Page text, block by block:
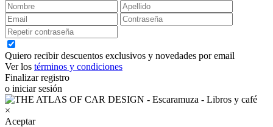
Quiero recibir descuentos exclusivos y novedades por email
Ver los términos y condiciones
Finalizar registro
o iniciar sesión
×
Aceptar